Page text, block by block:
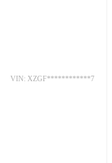
VIN: XZGF************7